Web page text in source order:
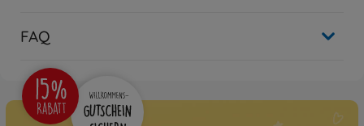
Try On-Road
FAQ